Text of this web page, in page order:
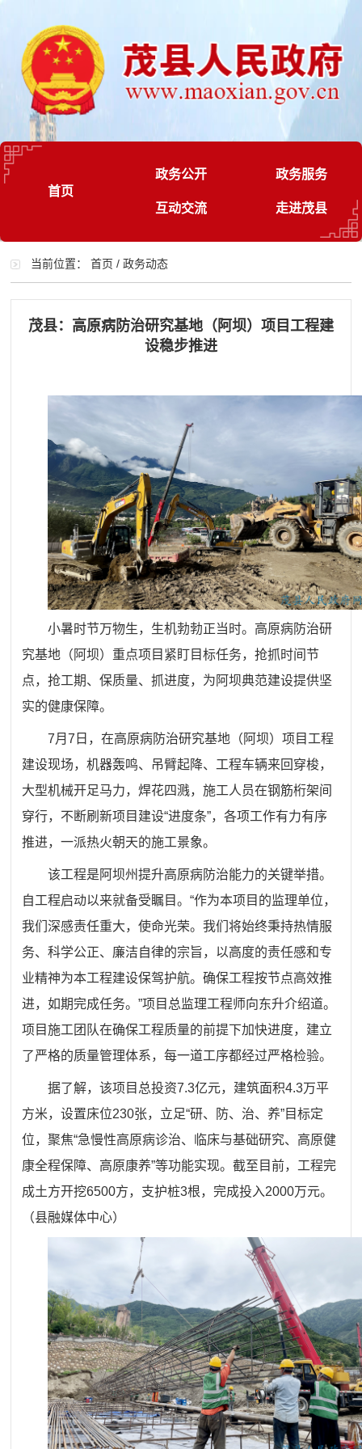
首页
政务公开 政务服务
互动交流 走进茂县
当前位置：首页 /政务动态
茂县：高原病防治研究基地（阿坝）项目工程建
设稳步推进
小暑时节万物生，生机勃勃正当时。高原病防治研
究基地（阿坝）重点项目紧盯目标任务，抢抓时间节
点，抢工期、保质量、抓进度，为阿坝典范建设提供坚
实的健康保障。
7月7日，在高原病防治研究基地（阿坝）项目工程
建设现场，机器轰鸣、吊臂起降、工程车辆来回穿梭，
大型机械开足马力，焊花四溅，施工人员在钢筋桁架间
穿行，不断刷新项目建设“进度条”，各项工作有力有序
推进，一派热火朝天的施工景象。
该工程是阿坝州提升高原病防治能力的关键举措。
自工程启动以来就备受瞩目。“作为本项目的监理单位，
我们深感责任重大，使命光荣。我们将始终秉持热情服
务、科学公正、廉洁自律的宗旨，以高度的责任感和专
业精神为本工程建设保驾护航。确保工程按节点高效推
进，如期完成任务。”项目总监理工程师向东升介绍道。
项目施工团队在确保工程质量的前提下加快进度，建立
了严格的质量管理体系，每一道工序都经过严格检验。
据了解，该项目总投资7.3亿元，建筑面积4.3万平
方米，设置床位230张，立足“研、防、治、养”目标定
位，聚焦“急慢性高原病诊治、临床与基础研究、高原健
康全程保障、高原康养”等功能实现。截至目前，工程完
成土方开挖6500方，支护桩3根，完成投入2000万元。
（县融媒体中心）